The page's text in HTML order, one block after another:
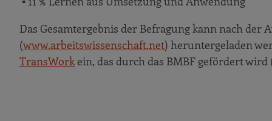
Das Gesamtergebnis der Befragung kann nach der
(www.arbeitswissenschaft.net) heruntergeladen
TransWorkein, das durch das BMBF gefördert wird